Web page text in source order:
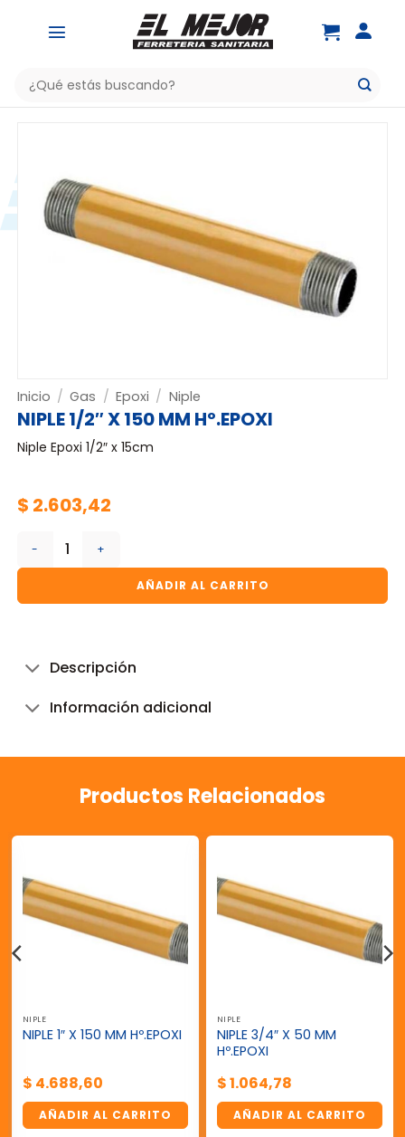
Buscar
por:
Inicio / Gas / Epoxi / Niple
NIPLE 1/2″ X 150 MM Hº.EPOXI
Niple Epoxi 1/2″ x 15cm
$ 2.603,42
NIPLE 1/2" X 150 MM Hº.EPOXI cantidad
AÑADIR AL CARRITO
Descripción
Información adicional
Productos Relacionados
NIPLE
NIPLE 1″ X 150 MM Hº.EPOXI
$ 4.688,60
AÑADIR AL CARRITO
NIPLE
NIPLE 3/4″ X 50 MM
Hº.EPOXI
$1.064,78
AÑADIR AL CARRITO